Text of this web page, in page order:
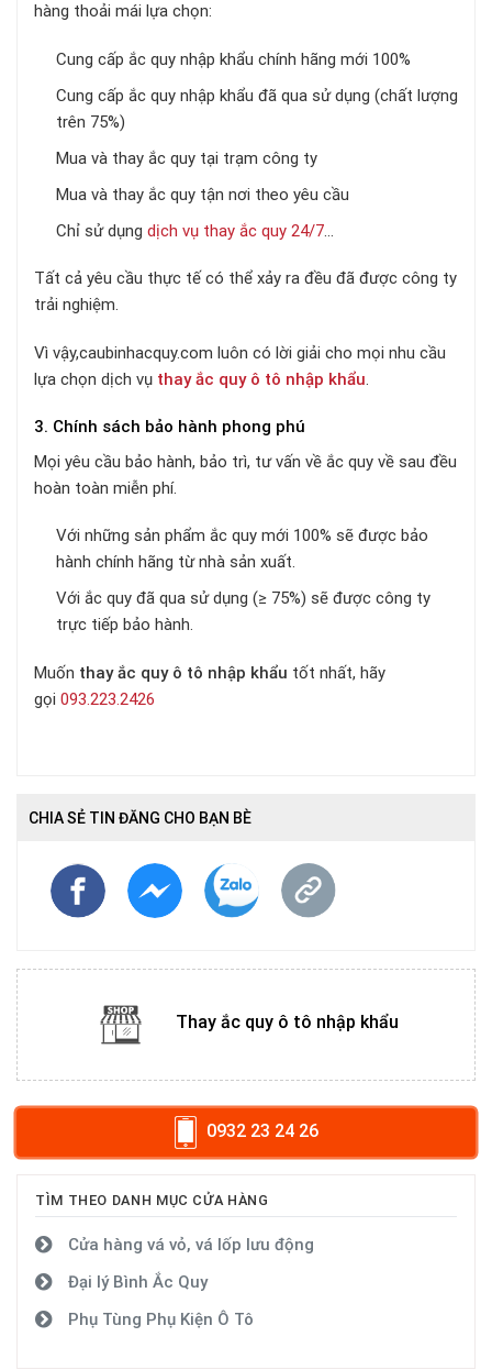
hàng thoải mái lựa chọn:
Cung cấp ắc quy nhập khẩu chính hãng mới 100%
Cung cấp ắc quy nhập khẩu đã qua sử dụng (chất lượng
trên 75%)
Mua và thay ắc quy tại trạm công ty
Mua và thay ắc quy tận nơi theo yêu cầu
Chỉ sử dụng dịch vụ thay ắc quy 24/7…
Tất cả yêu cầu thực tế có thể xảy ra đều đã được công ty
trải nghiệm.
Vì vậy,caubinhacquy.com luôn có lời giải cho mọi nhu cầu
lựa chọn dịch vụ thay ắc quy ô tô nhập khẩu
3. Chính sách bảo hành phong phú
Mọi yêu cầu bảo hành, bảo trì, tư vấn về ắc quy về sau đều
hoàn toàn miễn phí.
Với những sản phẩm ắc quy mới 100% sẽ được bảo
hành chính hãng từ nhà sản xuất.
Với ắc quy đã qua sử dụng (≥ 75%) sẽ được công ty
trực tiếp bảo hành.
Muốn thay ắc quy ô tô nhập khẩu tốt nhất, hãy
gọi 093.223.2426
CHIA SẺ TIN ĐĂNG CHO BẠN BÈ
Thay ắc quy ô tô nhập khẩu
0932 23 24 26
TÌM THEO DANH MỤC CỬA HÀNG
Cửa hàng vá vỏ, vá lốp lưu động
Đại lý Bình Ắc Quy
Phụ Tùng Phụ Kiện Ô Tô